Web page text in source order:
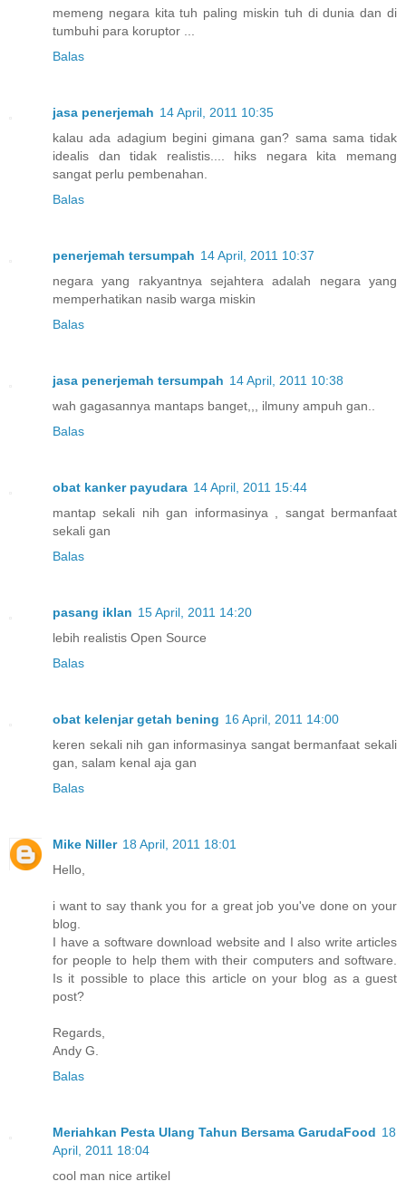
memeng negara kita tuh paling miskin tuh di dunia dan di
tumbuhi para koruptor ...
Balas
jasa penerjemah 14 April, 2011 10:35
kalau ada adagium begini gimana gan? sama sama tidak
idealis dan tidak realistis.... hiks negara kita memang
sangat perlu pembenahan.
Balas
penerjemah tersumpah 14 April, 2011 10:37
negara yang rakyantnya sejahtera adalah negara yang
memperhatikan nasib warga miskin
Balas
jasa penerjemah tersumpah 14 April, 2011 10:38
wah gagasannya mantaps banget,,, ilmuny ampuh gan..
Balas
obat kanker payudara 14 April, 2011 15:44
mantap sekali nih gan informasinya , sangat bermanfaat
sekali gan
Balas
pasang iklan 15 April, 2011 14:20
lebih realistis Open Source
Balas
obat kelenjar getah bening 16 April, 2011 14:00
keren sekali nih gan informasinya sangat bermanfaat sekali
gan, salam kenal aja gan
Balas
Mike Niller 18 April, 2011 18:01
Hello,
i want to say thank you for a great job you've done on your
blog.
I have a software download website and I also write articles
for people to help them with their computers and software.
Is it possible to place this article on your blog as a guest
post?
Regards,
Andy G.
Balas
Meriahkan Pesta Ulang Tahun Bersama GarudaFood 18
April, 2011 18:04
cool man nice artikel